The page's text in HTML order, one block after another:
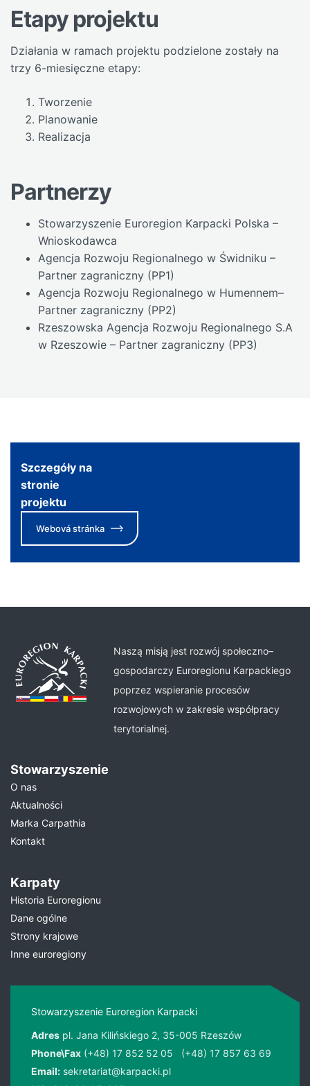
Etapy projektu
Działania w ramach projektu podzielone zostały na
trzy 6-miesięczne etapy:
Tworzenie
Planowanie
Realizacja
Partnerzy
Stowarzyszenie Euroregion Karpacki Polska –
Wnioskodawca
Agencja Rozwoju Regionalnego w Świdniku –
Partner zagraniczny (PP1)
Agencja Rozwoju Regionalnego w Humennem–
Partner zagraniczny (PP2)
Rzeszowska Agencja Rozwoju Regionalnego S.A
w Rzeszowie – Partner zagraniczny (PP3)
Szczegóły na
stronie
projektu
Webová stránka
Naszą misją jest rozwój społeczno–
gospodarczy Euroregionu Karpackiego
poprzez wspieranie procesów
rozwojowych w zakresie współpracy
terytorialnej.
Stowarzyszenie
O nas
Aktualności
Marka Carpathia
Kontakt
Karpaty
Historia Euroregionu
Dane ogólne
Strony krajowe
Inne euroregiony
Stowarzyszenie Euroregion Karpacki
Adres pl. Jana Kilińskiego 2, 35-005 Rzeszów
Phone\Fax (+48) 17 852 52 05
(+48) 17 857 63 69
Email: sekretariat@karpacki.pl